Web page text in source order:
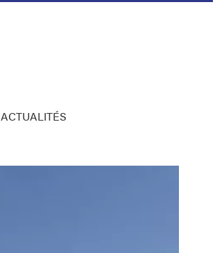
ACTUALITÉS